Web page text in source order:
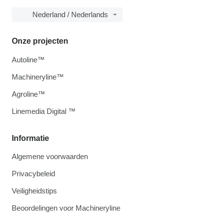
Nederland / Nederlands
Informatie
Algemene voorwaarden
Privacybeleid
Veiligheidstips
Beoordelingen voor Machineryline
Onze projecten
Autoline™
Machineryline™
Agroline™
Linemedia Digital ™